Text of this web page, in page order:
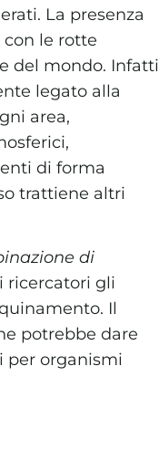
La presenza
le rotte
del mondo. Infatti
legato alla
area,
di forma
trattiene altri
di
ricercatori gli
Il
potrebbe dare
per organismi